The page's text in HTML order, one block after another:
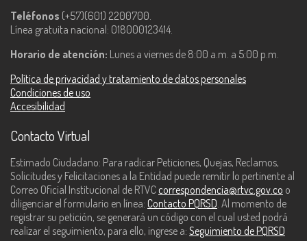
Teléfonos (+57)(601) 2200700.
Línea gratuita nacional: 018000123414.
Horario de atención: Lunes a viernes de 8:00 a.m. a 5:00 p.m.
Política de privacidad y tratamiento de datos personales
Condiciones de uso
Accesibilidad
Contacto Virtual
Estimado Ciudadano: Para radicar Peticiones, Quejas, Reclamos,
Solicitudes y Felicitaciones a la Entidad puede remitir lo pertinente al
Correo Oficial Institucional de RTVC correspondencia@rtvc.gov.co o
diligenciar el formulario en línea: Contacto PQRSD. Al momento de
registrar su petición, se generará un código con el cual usted podrá
realizar el seguimiento, para ello, ingrese a: Seguimiento de PQRSD